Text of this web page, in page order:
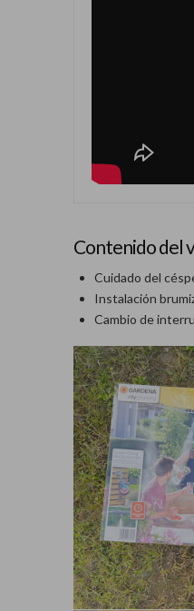
Contenido del
Cuidado del
Instalación
Cambio de